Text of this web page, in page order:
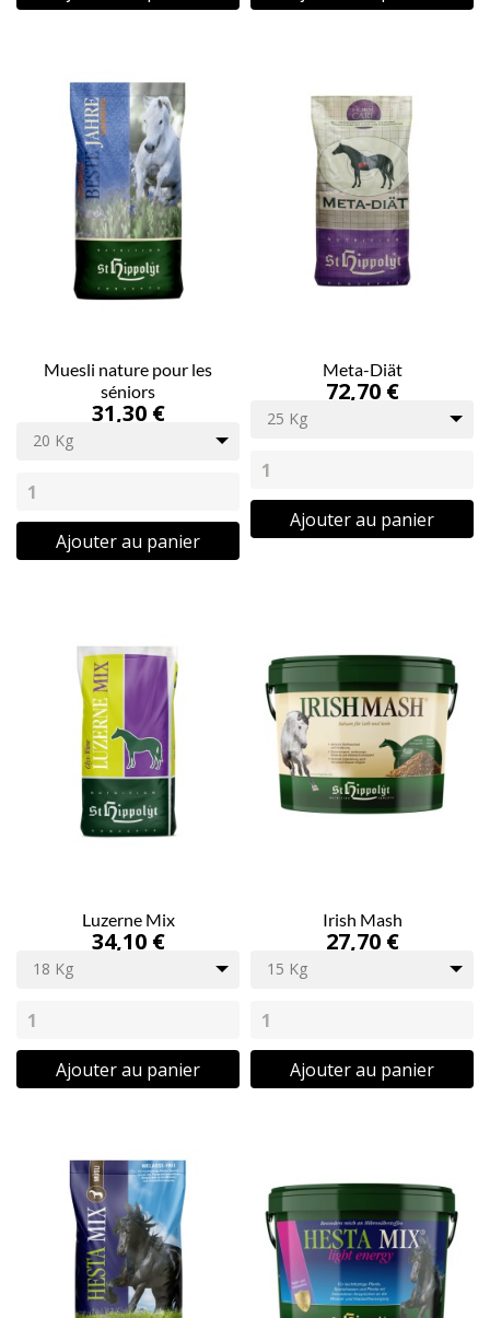
Muesli nature pour les
séniors
31,30 €
20 Kg
Ajouter au panier
Meta-Diät
72,70 €
25 Kg
Ajouter au panier
Luzerne Mix
34,10 €
18 Kg
Ajouter au panier
Irish Mash
27,70 €
15 Kg
Ajouter au panier